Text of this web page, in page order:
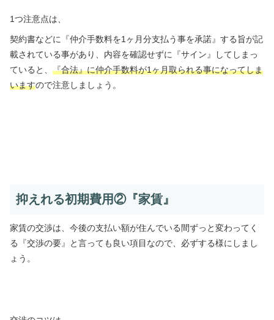
1つ注意点は、
契約書などに『仲介手数料を1ヶ月分支払う事を承諾』する旨が記
載されている事があり、内容を確認せずに『サイン』してしまっ
ていると、 『合法』に仲介手数料が1ヶ月取られる事になってしま
いますので注意しましょう。
抑えれる初期費用②『家賃』
家賃の交渉は、今後の支払い額が住んでいる間ずっと変わってく
る『交渉の要』と言っても良い項目なので、必ずする様にしまし
ょう。